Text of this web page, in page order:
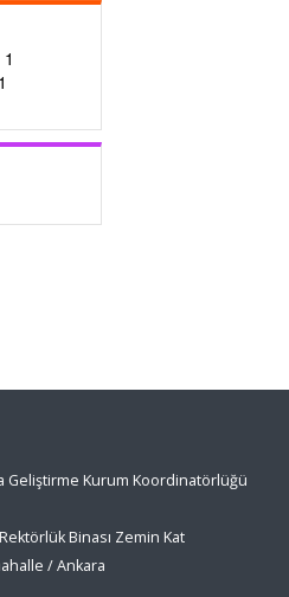
1
1
Geliştirme Kurum Koordinatörlüğü
Binası Zemin Kat
/ Ankara